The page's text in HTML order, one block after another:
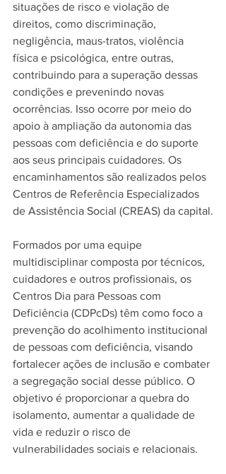
situações de risco e violação de
direitos, como discriminação,
negligência, maus-tratos, violência
física e psicológica, entre outras,
contribuindo para a superação dessas
condições e prevenindo novas
ocorrências. Isso ocorre por meio do
apoio à ampliação da autonomia das
pessoas com deficiência e do suporte
aos seus principais cuidadores. Os
encaminhamentos são realizados pelos
Centros de Referência Especializados
de Assistência Social (CREAS) da capital.
Formados por uma equipe
multidisciplinar composta por técnicos,
cuidadores e outros profissionais, os
Centros Dia para Pessoas com
Deficiência (CDPcDs) têm como foco a
prevenção do acolhimento institucional
de pessoas com deficiência, visando
fortalecer ações de inclusão e combater
a segregação social desse público. O
objetivo é proporcionar a quebra do
isolamento, aumentar a qualidade de
vida e reduzir o risco de
vulnerabilidades sociais e relacionais.